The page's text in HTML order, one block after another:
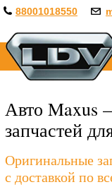
88001018550
Авто Maxus
запчастей
Оригинальные
с доставкой по